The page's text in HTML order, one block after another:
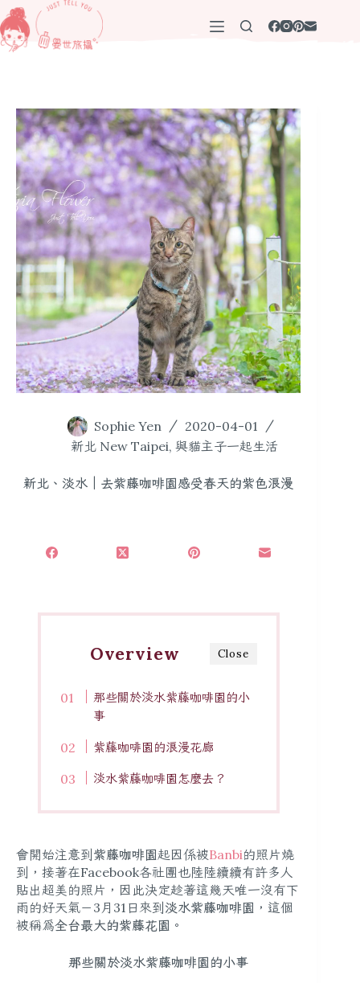
跳
至
主
Sophie Yen
2020-04-01
新北 New Taipei,與貓主子一起生活
新北、淡水｜去紫藤咖啡園感受春天的紫色浪漫
Close
Overview
那些關於淡水紫藤咖啡園的小
事
紫藤咖啡園的浪漫花廊
淡水紫藤咖啡園怎麼去？
會開始注意到 紫藤咖啡園起因係被Banbi的照片燒
到，接著在Facebook各社團也陸陸續續有許多人
貼出超美的照片，因此決定趁著這幾天唯一沒有下
雨的好天氣－3月31日來到 淡水紫藤咖啡園 ，這個
被稱為全台最大的紫藤花園 。
那些關於淡水紫藤咖啡園的小事